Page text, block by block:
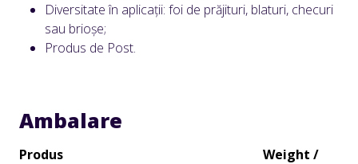
Diversitate în aplicații: foi de prăjituri, blaturi, checuri
sau brioșe;
Produs de Post.
Ambalare
Produs
Weight /